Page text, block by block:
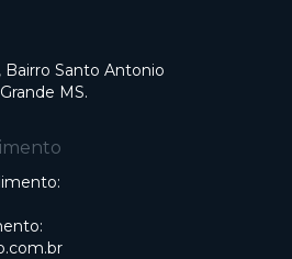
Bairro Santo Antonio
MS.